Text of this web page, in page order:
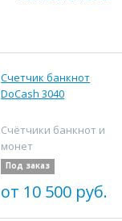
Счетчик банкнот
DoCash 3040
Счётчики банкнот и
монет
Под заказ
от 10 500 руб.